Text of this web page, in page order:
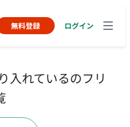
無料登録 ログイン
入れているのフリ